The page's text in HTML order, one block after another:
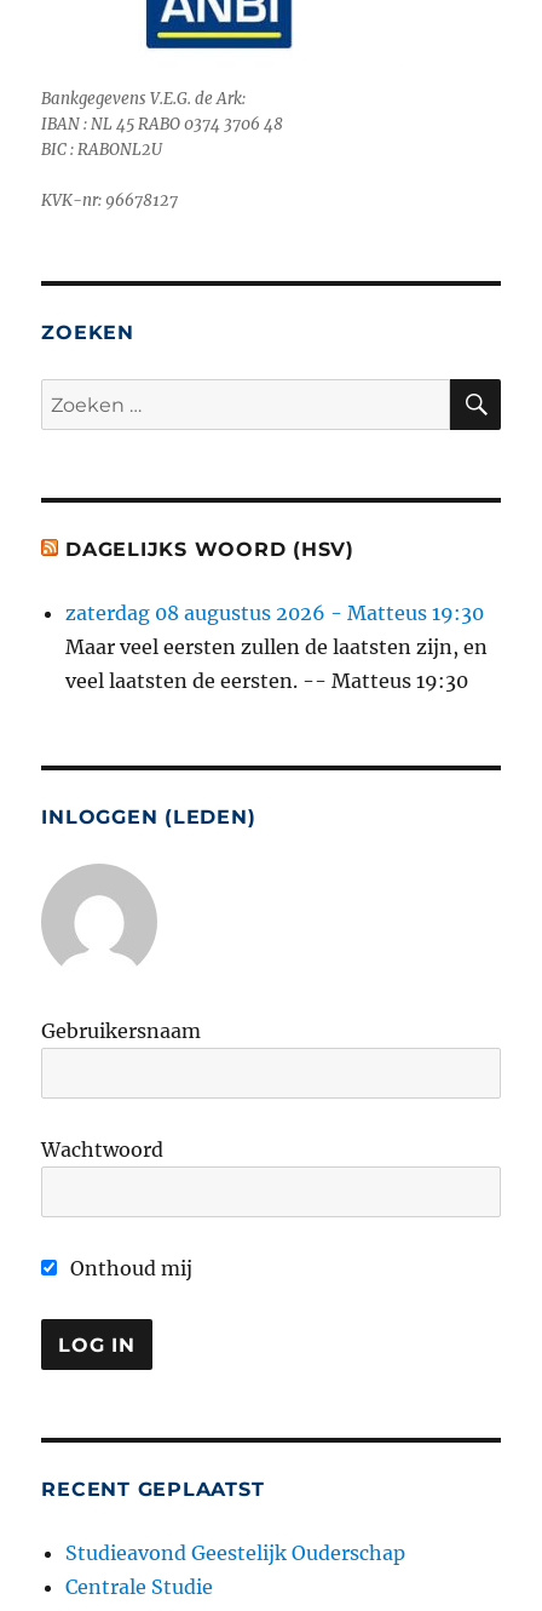
Bankgegevens V.E.G. de Ark:
IBAN : NL 45 RABO 0374 3706 48
BIC : RABONL2U
KVK-nr: 96678127
ZOEKEN
Zoeken
naar:
DAGELIJKS WOORD (HSV)
zaterdag 08 augustus 2026 - Matteus 19:30
Maar veel eersten zullen de laatsten zijn, en
veel laatsten de eersten. -- Matteus 19:30
INLOGGEN (LEDEN)
Gebruikersnaam
Wachtwoord
Onthoud mij
RECENT GEPLAATST
Studieavond Geestelijk Ouderschap
Centrale Studie